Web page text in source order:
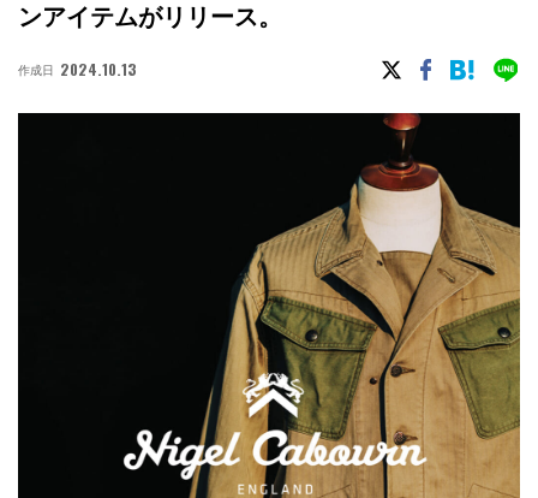
ンアイテムがリリース。
作成日 2024.10.13